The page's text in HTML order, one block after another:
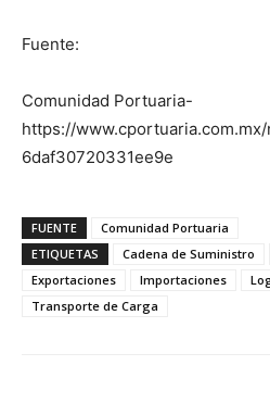
Fuente:
Comunidad Portuaria-
https://
6daf30720331ee9e
FUENTE
Comunidad Portuaria
ETIQUETAS
Cadena de Suministro
Exportaciones
Importaciones
Transporte de Carga